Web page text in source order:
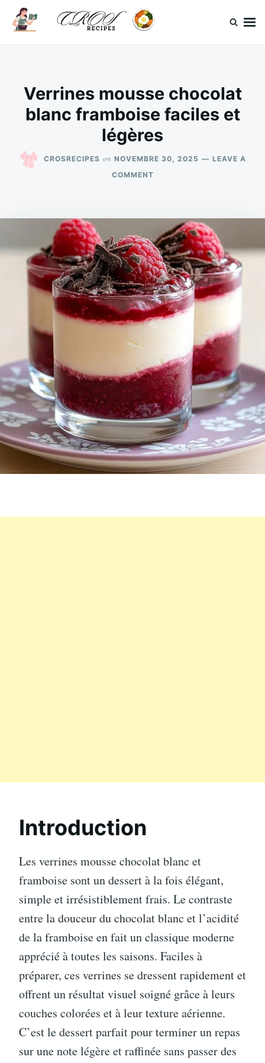
SkipSearch
for:
Verrines mousse chocolat
blanc framboise faciles et
légères
CROSRECIPES on NOVEMBRE 30, 2025
LEAVE A
COMMENTON
BLANC
FRAMBOISE
FACILES
ET
LÉGÈRES
Introduction
Les verrines mousse chocolat blanc et
framboise sont un dessert à la fois élégant,
simple et irrésistiblement frais. Le contraste
entre la douceur du chocolat blanc et l’acidité
de la framboise en fait un classique moderne
apprécié à toutes les saisons. Faciles à
préparer, ces verrines se dressent rapidement et
offrent un résultat visuel soigné grâce à leurs
couches colorées et à leur texture aérienne.
C’est le dessert parfait pour terminer un repas
sur une note légère et raffinée sans passer des